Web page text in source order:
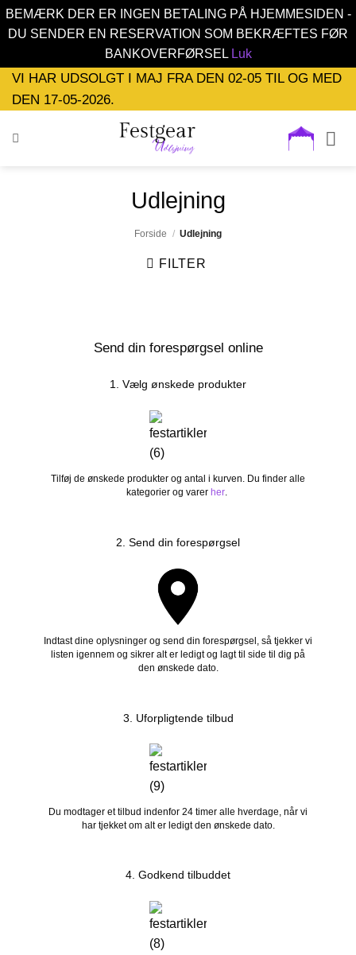
BEMÆRK DER ER INGEN BETALING PÅ HJEMMESIDEN -
DU SENDER EN RESERVATION SOM BEKRÆFTES FØR
BANKOVERFØRSEL Luk
Fortsæt
VI HAR UDSOLGT I MAJ FRA DEN 02-05 TIL OG MED
DEN 17-05-2026.
Udlejning
Forside / Udlejning
FILTER
Send din forespørgsel online
1. Vælg ønskede produkter
Tilføj de ønskede produkter og antal i kurven. Du finder alle
kategorier og varer her
2. Send din forespørgsel
Indtast dine oplysninger og send din forespørgsel, så tjekker vi
listen igennem og sikrer alt er ledigt og lagt til side til dig på
den ønskede dato.
3. Uforpligtende tilbud
Du modtager et tilbud indenfor 24 timer alle hverdage, når vi
har tjekket om alt er ledigt den ønskede dato.
4. Godkend tilbuddet